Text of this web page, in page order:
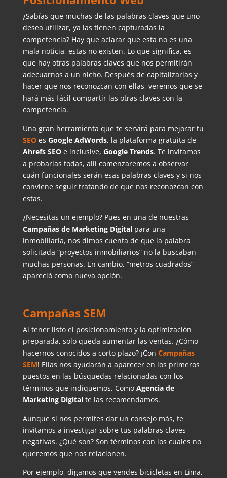
¿Sabías que muchas de las palabras claves que uno
desea utilizar, ya las tienen capturadas la
competencia? Hay que aclarar que esta no es una
mala noticia, estas no existen. Lo que significa, es
que hay otras palabras claves que nos permitirán
adecuarnos a un nicho. Después de capitalizarlas y
hacer que nos reconozcan con ellas, veremos que se
hará más fácil compartir las otras claves con la
competencia.
Una gran herramienta que te servirá para mejorar tu
SEO es Google AdWords, la plataforma gratuita de
Ahrefs SEO e inclusive, Google Trends. Te invitamos
a probarlas todas, allí comenzaremos a observar
cuán funcionales serán esas palabras claves y si nos
conviene seguir tratando de que nos reconozcan con
estas.
¿Necesitas un ejemplo? Pues en una de nuestras
Campañas de Marketing Digitalpara una
inmobiliaria, nos dimos cuenta de que la palabra
solicitada “proyectos inmobiliarios” no la buscaban
muchas personas. En cambio, “metros cuadrados”
apareció como nueva opción.
Campañas SEM
Al tener listo el posicionamiento y la optimización
preparada, solo queda aumentar las ventas. ¿Cómo
hacernos conocidos a corto plazo? ¡Con Campañas
SEM! Ellas nos ayudarán a aparecer en los primeros
puestos en las búsquedas relacionadas con los
términos que indiquemos. Como Agencia de
Marketing Digitalte las recomendamos.
Aunque si nos permites dar un consejo más, te
invitamos a investigar sobre tus palabras claves
negativas. ¿Qué son? Son términos con los cuales no
queremos que nos relacionen.
Por ejemplo, digamos que vendes bicicletas en Lima,